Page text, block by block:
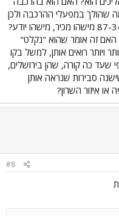
שהולך במפעלי ההרכבה ולכן
אני שואל). 2. מאן נמוך רצפה 87-340-01 מישהו מכיר, מישהו יודע?
האם זה אומר שהוא "נקלט"
יותר ויותר רואים אותן, למשל בקו
שעד כה קורה, שהן בירושלים,
שישנה סבירות שנראה אותן
או איזור השרון?
#8